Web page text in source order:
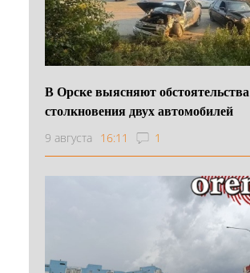
В Орске выясняют обстоятельства
столкновения двух автомобилей
9 августа 16:11 1